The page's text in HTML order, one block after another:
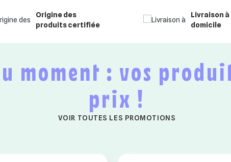
Origine des
produits certifiée
Livraison à
domicile
prix !
VOIR TOUTES LES PROMOTIONS